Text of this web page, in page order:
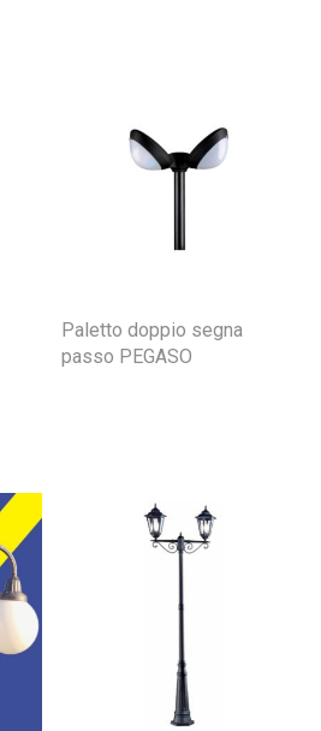
Paletto doppio segna
passo PEGASO